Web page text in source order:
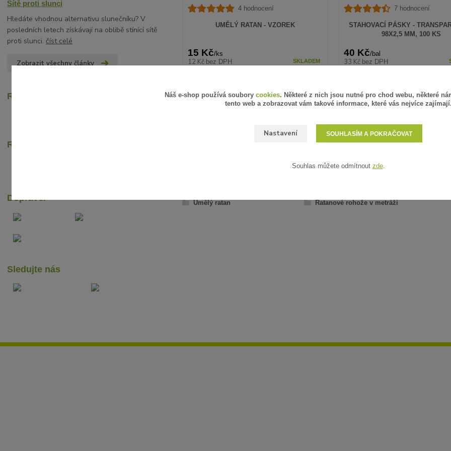
Sítě proti slunci
Hledáte vhodnou alternativu slunečníku? V
posledních letech získávají na oblibě stínící sítě
proti slunci.číst celé
Zobrazit všechny články
Recenze zákazníků
Rychlé online platby
Dopravci
Sledujte nás
4 hodnocení
UMĚLÝ RATAN - VZOREK
15 Kč/ks
12 Kč bez DPH SKLADEM
7 hodnocení
STAHOVACÍ PÁSKY -
98X2,5 MM, 100 KS
40 Kč/bal
33 Kč bez DPH
ZBOŽÍ ZAŘAZENO V KATEGORIÍCH
Umělý ratan Ratanové rohože v metráži
Náš e-shop používá soubory cookies. Některé z nich jsou nutné pro chod webu, některé
tento web a zobrazovat vám takové informace, které vás nejvíce zajímají.
Nastavení SOUHLASÍM A POKRAČOVAT
Souhlas můžete odmítnout zde.